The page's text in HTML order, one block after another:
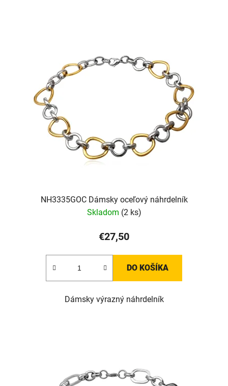
NH3335GOC Dámsky oceľový náhrdelník
Skladom (2 ks)
€27,50
DO KOŠÍKA
Dámsky výrazný náhrdelník